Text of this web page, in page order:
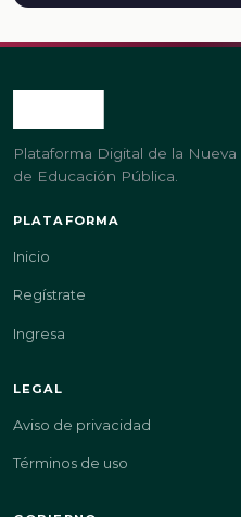
Plataforma Digital de la
de Educación Pública.
PLATAFORMA
Inicio
Regístrate
Ingresa
LEGAL
Aviso de privacidad
Términos de uso